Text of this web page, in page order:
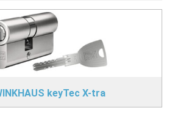
keyTec X-tra